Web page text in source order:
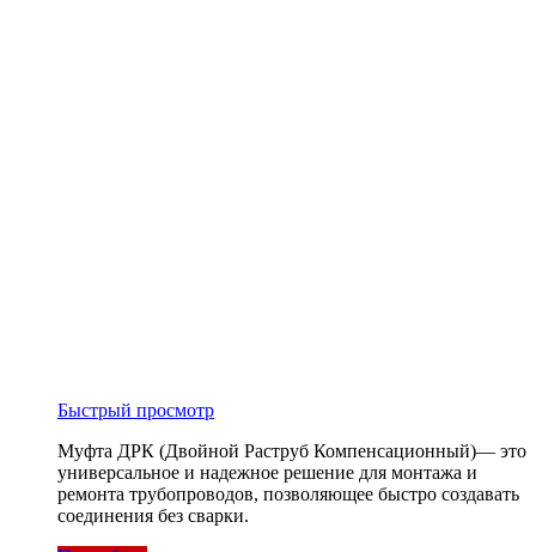
Быстрый просмотр
Муфта ДРК (Двойной Раструб Компенсационный)— это
универсальное и надежное решение для монтажа и
ремонта трубопроводов, позволяющее быстро создавать
соединения без сварки.